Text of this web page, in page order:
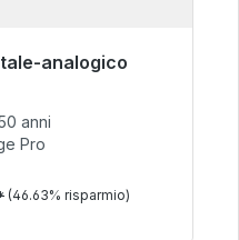
analogico
immediata, tempo di
€
anni
Pro
(46.63% risparmio)